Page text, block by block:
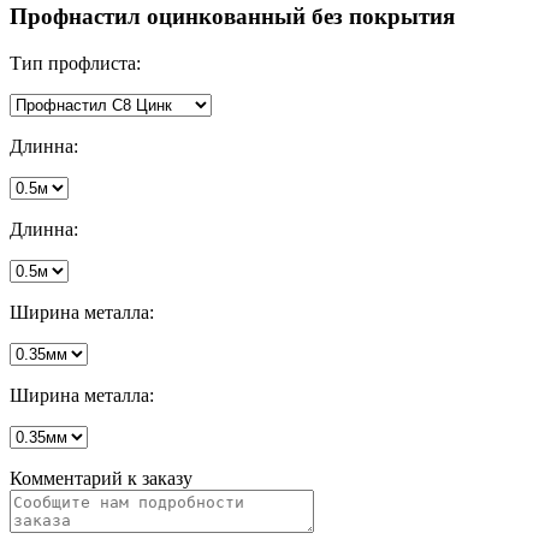
Профнастил оцинкованный без покрытия
Тип профлиста:
Длинна:
Длинна:
Ширина металла:
Ширина металла:
Комментарий к заказу